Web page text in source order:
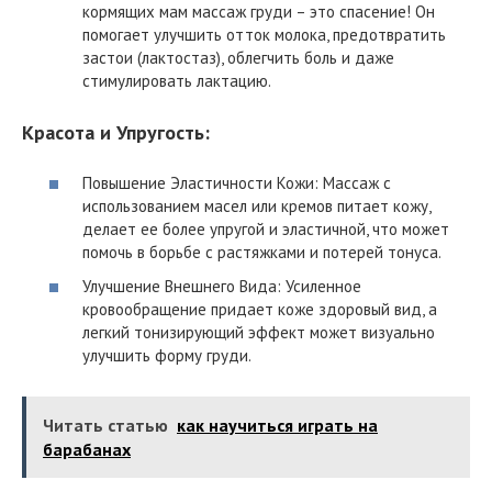
кормящих мам массаж груди – это спасение! Он
помогает улучшить отток молока, предотвратить
застои (лактостаз), облегчить боль и даже
стимулировать лактацию.
Красота и Упругость:
Повышение Эластичности Кожи: Массаж с
использованием масел или кремов питает кожу,
делает ее более упругой и эластичной, что может
помочь в борьбе с растяжками и потерей тонуса.
Улучшение Внешнего Вида: Усиленное
кровообращение придает коже здоровый вид, а
легкий тонизирующий эффект может визуально
улучшить форму груди.
Читать статью как научиться играть на
барабанах